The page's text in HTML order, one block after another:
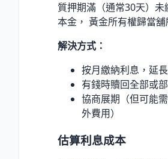
質押期滿（通常30天）未
本金， 黃金所有權歸當舖
解決方式：
按月繳納利息，延
有錢時贖回全部或
協商展期（但可能
外費用）
估算利息成本